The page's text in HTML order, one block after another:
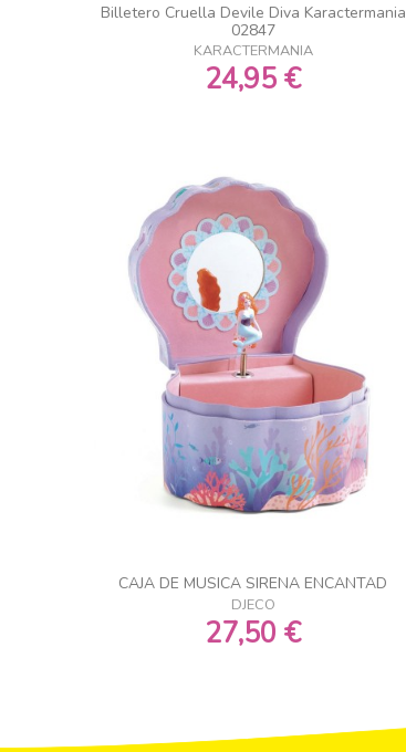
Billetero Cruella Devile Diva Karactermania
02847
KARACTERMANIA
24,95 €
CAJA DE MUSICA SIRENA ENCANTAD
DJECO
27,50 €